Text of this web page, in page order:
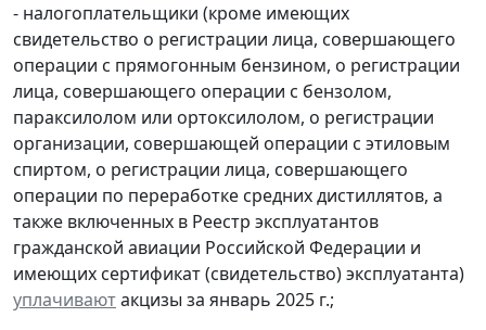
- налогоплательщики (кроме имеющих
свидетельство о регистрации лица, совершающего
операции с прямогонным бензином, о регистрации
лица, совершающего операции с бензолом,
параксилолом или ортоксилолом, о регистрации
организации, совершающей операции с этиловым
спиртом, о регистрации лица, совершающего
операции по переработке средних дистиллятов, а
также включенных в Реестр эксплуатантов
гражданской авиации Российской Федерации и
имеющих сертификат (свидетельство) эксплуатанта)
уплачиваютакцизы за январь 2025 г.;